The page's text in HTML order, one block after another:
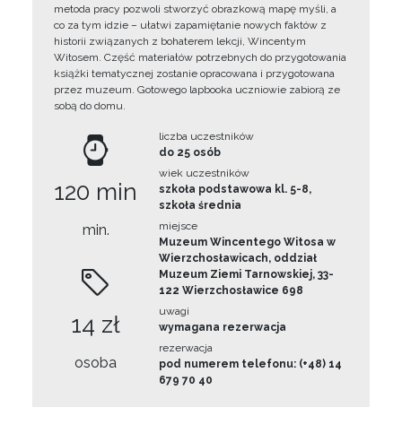
metoda pracy pozwoli stworzyć obrazkową mapę myśli, a
co za tym idzie – ułatwi zapamiętanie nowych faktów z
historii związanych z bohaterem lekcji, Wincentym
Witosem. Część materiałów potrzebnych do przygotowania
książki tematycznej zostanie opracowana i przygotowana
przez muzeum. Gotowego lapbooka uczniowie zabiorą ze
sobą do domu.
120 min
min.
14 zł
osoba
liczba uczestników
do 25 osób
wiek uczestników
szkoła podstawowa kl. 5-8,
szkoła średnia
miejsce
Muzeum Wincentego Witosa w
Wierzchosławicach, oddział
Muzeum Ziemi Tarnowskiej, 33-
122 Wierzchosławice 698
uwagi
wymagana rezerwacja
rezerwacja
pod numerem telefonu: (+48) 14
679 70 40